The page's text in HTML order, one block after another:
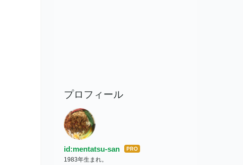
プロフィール
id:mentatsu-san はて
1983年生まれ。